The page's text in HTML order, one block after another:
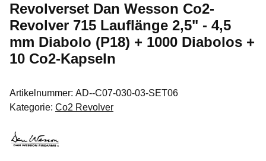
Revolverset Dan Wesson Co2-
Revolver 715 Lauflänge 2,5" - 4,5
mm Diabolo (P18) + 1000 Diabolos +
10 Co2-Kapseln
Artikelnummer: AD--C07-030-03-SET06
Kategorie: Co2 Revolver